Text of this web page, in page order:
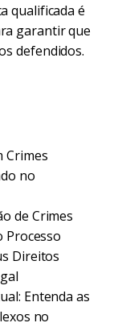
qualificada é
garantir que
defendidos.
Crimes
no
de Crimes
Processo
Direitos
Entenda as
no